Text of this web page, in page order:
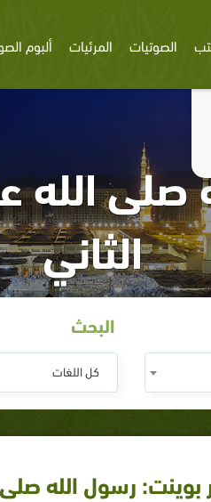
الصوتيات المرئيات ألبوم
الله
الثاني
البحث
كل اللغات
بوينت: رسول الله